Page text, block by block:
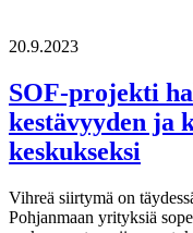
20.9.2023
SOF-projekti
kestävyyden ja
keskukseksi
Vihreä siirtymä on
Pohjanmaan yrityksiä